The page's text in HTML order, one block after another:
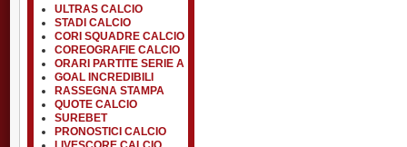
ULTRAS CALCIO
STADI CALCIO
CORI SQUADRE CALCIO
COREOGRAFIE CALCIO
ORARI PARTITE SERIE A
GOAL INCREDIBILI
RASSEGNA STAMPA
QUOTE CALCIO
SUREBET
PRONOSTICI CALCIO